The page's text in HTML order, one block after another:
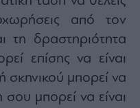
από τον
τη δραστηριότητα
επίσης να είναι
σκηνικού μπορεί να
σου μπορεί να είναι